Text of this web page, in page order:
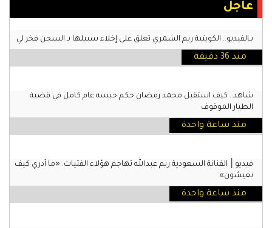
عاجل
بـالفيديو.. الكويتية ريم الشمري تعلق على إخلاء سبيلها بـ السجن فخر لي
منذ 36 دقيقة
شاهد.. كيف استقبل محمد رمضان حكم حبسه عام كامل في قضية
الطيار الموقوف
منذ ساعة واحدة
فيديو│ الفنانة السعودية ريم عبدالله تهاجم هؤلاء الفتيات: «ما أدري كيف
تعيشون»
منذ ساعة واحدة